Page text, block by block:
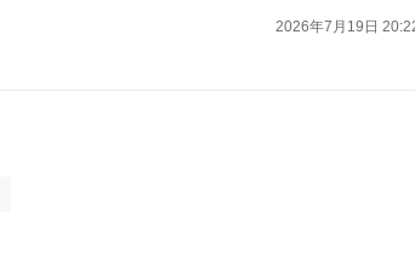
2026年7月19日